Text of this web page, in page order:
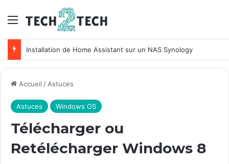
Menu
Installation de Home Assistant sur un NAS Synology
Accueil /Astuces
Astuces Windows OS
Télécharger ou
Retélécharger Windows 8